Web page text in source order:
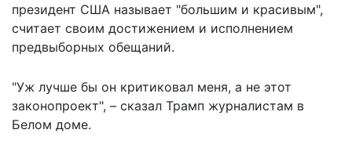
президент США называет "большим и красивым",
считает своим достижением и исполнением
предвыборных обещаний.
"Уж лучше бы он критиковал меня, а не этот
законопроект", – сказал Трамп журналистам в
Белом доме.